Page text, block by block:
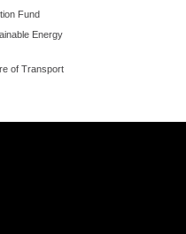
Fund
Energy
of Transport